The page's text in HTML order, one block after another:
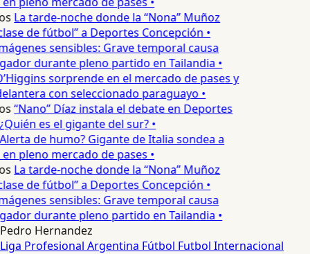
La tarde-noche donde la “Nona” Muñoz
de fútbol” a Deportes Concepción •
sensibles: Grave temporal causa
durante pleno partido en Tailandia •
sorprende en el mercado de pases y
con seleccionado paraguayo •
“Nano” Díaz instala el debate en Deportes
es el gigante del sur? •
de humo? Gigante de Italia sondea a
pleno mercado de pases •
La tarde-noche donde la “Nona” Muñoz
de fútbol” a Deportes Concepción •
sensibles: Grave temporal causa
durante pleno partido en Tailandia •
Pedro Hernandez
Liga Profesional Argentina Fútbol Futbol Internacional